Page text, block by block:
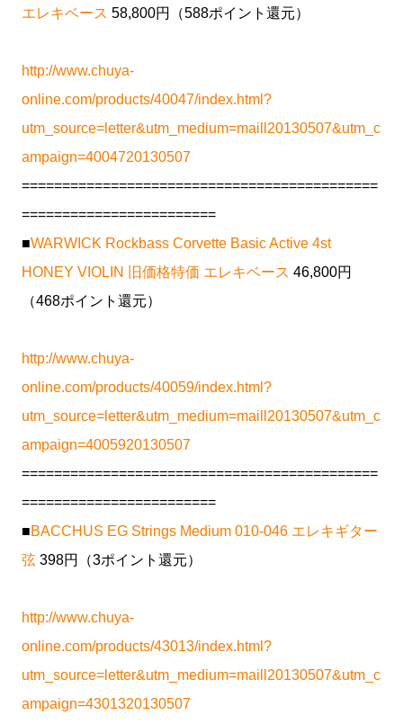
エレキベース 58,800円（588ポイント還元）
http://www.chuya-
online.com/products/40047/index.html?
utm_source=letter&utm_medium=maill20130507&utm_c
ampaign=4004720130507
============================================
========================
■WARWICK Rockbass Corvette Basic Active 4st
HONEY VIOLIN 旧価格特価 エレキベース 46,800円
（468ポイント還元）
http://www.chuya-
online.com/products/40059/index.html?
utm_source=letter&utm_medium=maill20130507&utm_c
ampaign=4005920130507
============================================
========================
■BACCHUS EG Strings Medium 010-046 エレキギター
弦 398円（3ポイント還元）
http://www.chuya-
online.com/products/43013/index.html?
utm_source=letter&utm_medium=maill20130507&utm_c
ampaign=4301320130507